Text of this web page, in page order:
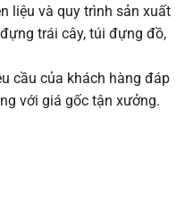
liệu và quy trình sản xuất
trái cây, túi đựng đồ,
cầu của khách hàng đáp
với giá gốc tận xưởng.